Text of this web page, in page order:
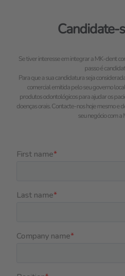
Candidate-
Se tiver interesse em integrar a MK-dent
passo é
Para que a sua candidatura seja
comercial emitida pelo seu governo
produtos odontológicos para ajudar os
doenças orais. Contacte-nos hoje mesmo e
seu negócio com